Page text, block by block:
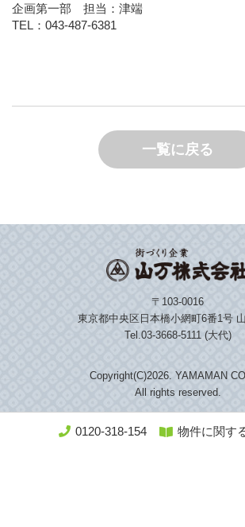
企画第一部 担当：津端
TEL：043-487-6381
一覧に戻る
〒103-0016
東京都中央区日本橋小網町6番1号
Tel.03-3668-5111 (大代)
Copyright(C)2026. YAMAMAN
All rights reserved.
0120-318-154 物件に関す